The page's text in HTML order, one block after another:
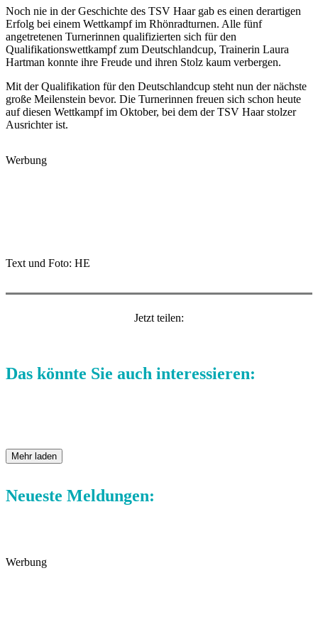
Noch nie in der Geschichte des TSV Haar gab es einen derartigen
Erfolg bei einem Wettkampf im Rhönradturnen. Alle fünf
angetretenen Turnerinnen qualifizierten sich für den
Qualifikationswettkampf zum Deutschlandcup, Trainerin Laura
Hartman konnte ihre Freude und ihren Stolz kaum verbergen.
Mit der Qualifikation für den Deutschlandcup steht nun der nächste
große Meilenstein bevor. Die Turnerinnen freuen sich schon heute
auf diesen Wettkampf im Oktober, bei dem der TSV Haar stolzer
Ausrichter ist.
Werbung
Text und Foto: HE
Jetzt teilen:
Das könnte Sie auch interessieren:
Mehr laden
Neueste Meldungen:
Werbung